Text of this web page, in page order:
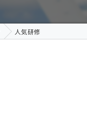
人気研修